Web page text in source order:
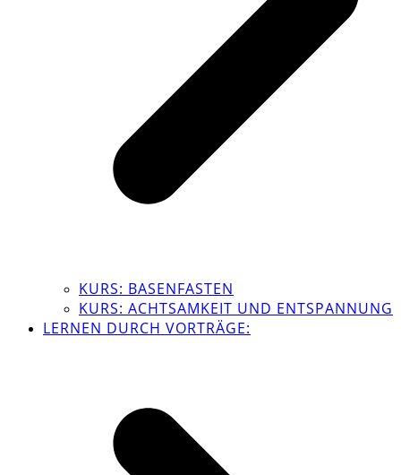
KURS: BASENFASTEN
KURS: ACHTSAMKEIT UND ENTSPANNUNG
LERNEN DURCH VORTRÄGE: